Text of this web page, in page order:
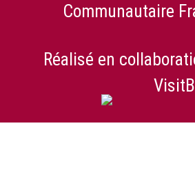
Communautaire
Réalisé en